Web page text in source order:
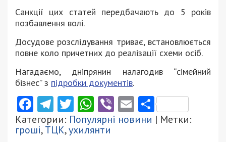
Санкції цих статей передбачають до 5 років
позбавлення волі.
Досудове розслідування триває, встановлюється
повне коло причетних до реалізації схеми осіб.
Нагадаємо, дніпрянин налагодив “сімейний
бізнес” з підробки документів.
Facebook
Telegram
Twitter
WhatsApp
ViberEmail
Категории: Популярні новини | Метки:
гроші,ТЦК,ухилянти